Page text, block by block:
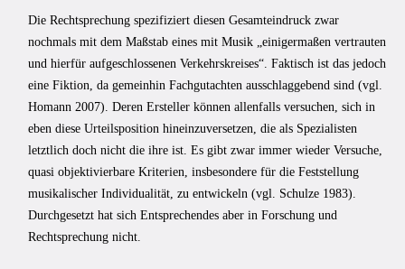
Die Rechtsprechung spezifiziert diesen Gesamteindruck zwar
nochmals mit dem Maßstab eines mit Musik „einigermaßen vertrauten
und hierfür aufgeschlossenen Verkehrskreises“. Faktisch ist das jedoch
eine Fiktion, da gemeinhin Fachgutachten ausschlaggebend sind (vgl.
Homann 2007). Deren Ersteller können allenfalls versuchen, sich in
eben diese Urteilsposition hineinzuver­setzen, die als Spezialisten
letztlich doch nicht die ihre ist. Es gibt zwar immer wieder Versuche,
quasi objektivierbare Kriterien, insbesondere für die Feststellung
musika­lischer Individualität, zu entwickeln (vgl. Schulze 1983).
Durchgesetzt hat sich Entsprechendes aber in Forschung und
Rechtsprechung nicht.